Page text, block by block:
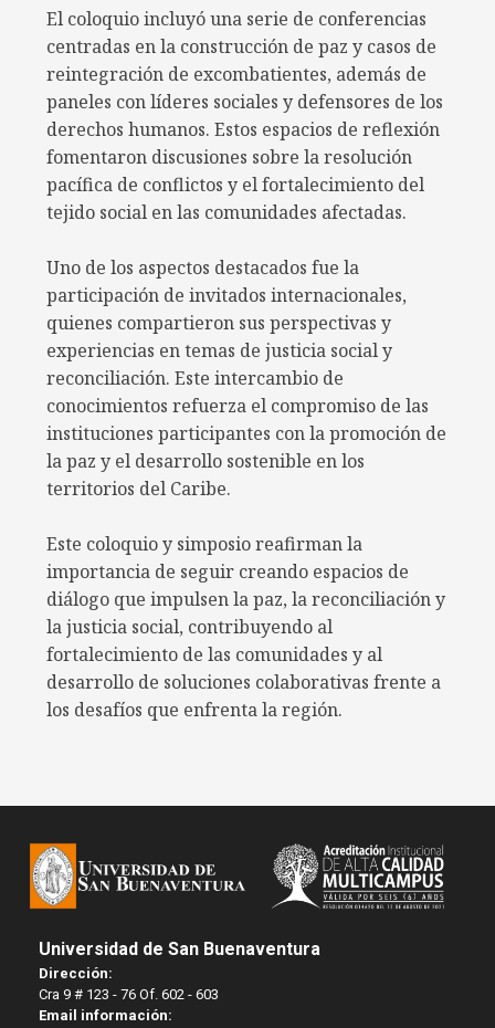
El coloquio incluyó una serie de conferencias
centradas en la construcción de paz y casos de
reintegración de excombatientes, además de
paneles con líderes sociales y defensores de los
derechos humanos. Estos espacios de reflexión
fomentaron discusiones sobre la resolución
pacífica de conflictos y el fortalecimiento del
tejido social en las comunidades afectadas.
Uno de los aspectos destacados fue la
participación de invitados internacionales,
quienes compartieron sus perspectivas y
experiencias en temas de justicia social y
reconciliación. Este intercambio de
conocimientos refuerza el compromiso de las
instituciones participantes con la promoción de
la paz y el desarrollo sostenible en los
territorios del Caribe.
Este coloquio y simposio reafirman la
importancia de seguir creando espacios de
diálogo que impulsen la paz, la reconciliación y
la justicia social, contribuyendo al
fortalecimiento de las comunidades y al
desarrollo de soluciones colaborativas frente a
los desafíos que enfrenta la región.
Universidad de San Buenaventura
Dirección:
Cra 9 # 123 - 76 Of. 602 - 603
Email información: